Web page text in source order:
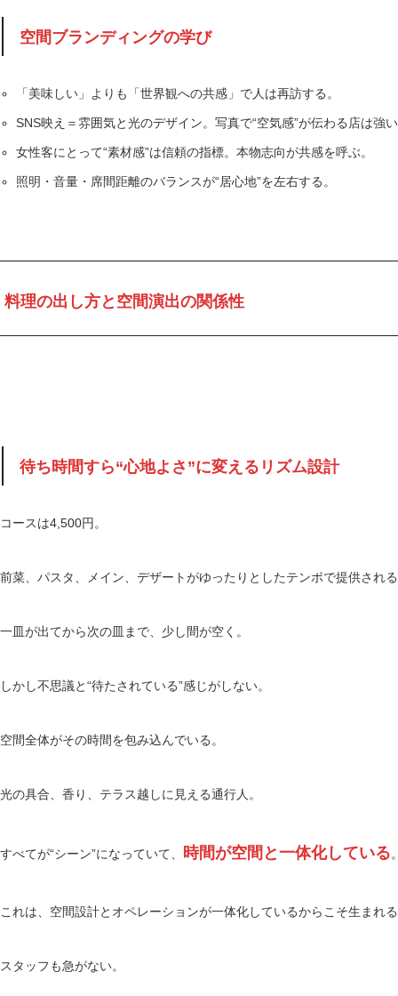
空間ブランディングの学び
「美味しい」よりも「世界観への共感」で人は再訪する。
SNS映え＝雰囲気と光のデザイン。写真で“空気感”が伝わる店は強
女性客にとって“素材感”は信頼の指標。本物志向が共感を呼ぶ。
照明・音量・席間距離のバランスが“居心地”を左右する。
料理の出し方と空間演出の関係性
待ち時間すら“心地よさ”に変えるリズム設計
コースは4,500円。
前菜、パスタ、メイン、デザートがゆったりとしたテンポで提供され
一皿が出てから次の皿まで、少し間が空く。
しかし不思議と“待たされている”感じがしない。
空間全体がその時間を包み込んでいる。
光の具合、香り、テラス越しに見える通行人。
すべてが“シーン”になっていて、 時間が空間と一体化している
これは、空間設計とオペレーションが一体化しているからこそ生まれ
スタッフも急がない。